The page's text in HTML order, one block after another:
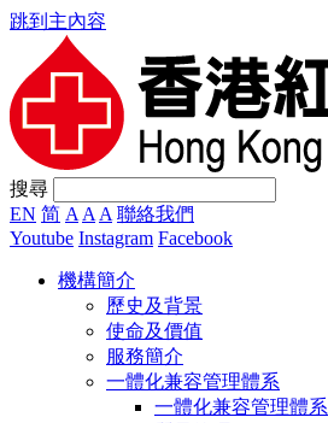
跳到主內容
搜尋
EN 简 A A A 聯絡我們
Youtube Instagram Facebook
機構簡介
歷史及背景
使命及價值
服務簡介
一體化兼容管理體系
一體化兼容管理體系